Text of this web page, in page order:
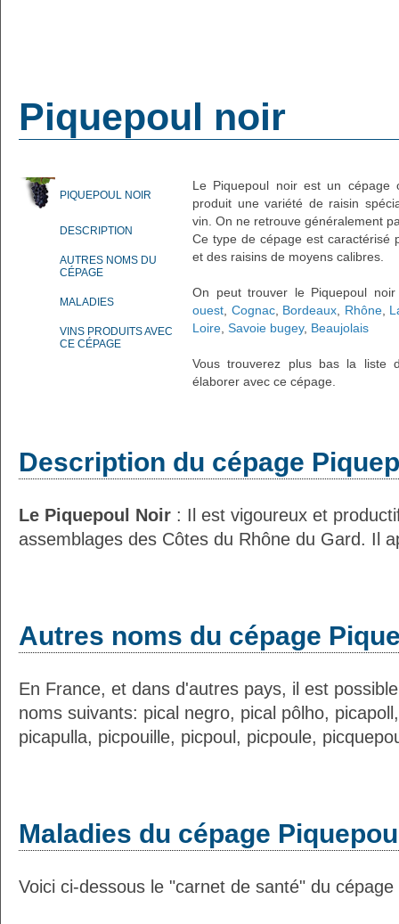
Piquepoul noir
PIQUEPOUL NOIR
DESCRIPTION
AUTRES NOMS DU
CÉPAGE
MALADIES
VINS PRODUITS AVEC
CE CÉPAGE
Le Piquepoul noir est un
produit une variété de raisin
vin. On ne retrouve généralement
Ce type de cépage est caractérisé
et des raisins de moyens calibres.
On peut trouver le Piquepoul
ouest Cognac, Bordeaux Rhône,
Loire Savoie bugey, Beaujolais
Vous trouverez plus bas la liste
élaborer avec ce cépage.
Description du cépage
Le Piquepoul Noir : Il est vigoureux et
assemblages des Côtes du Rhône du Gard. Il
Autres noms du cépage
En France, et dans d'autres pays, il est
noms suivants: pical negro, pical pôlho,
picapulla, picpouille, picpoul, picpoule,
Maladies du cépage
Voici ci-dessous le "carnet de santé" du cépage